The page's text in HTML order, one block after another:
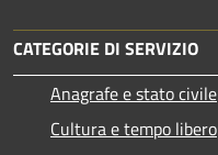
CATEGORIE DI SERVIZIO
Anagrafe e stato civile
Cultura e tempo libero